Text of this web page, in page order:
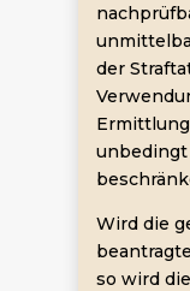
der
unbedingt
Wird die
so wird